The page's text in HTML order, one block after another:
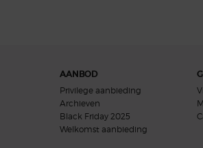
AANBOD
Privilege aanbieding
Archieven
Black Friday 2025
Welkomst aanbieding​